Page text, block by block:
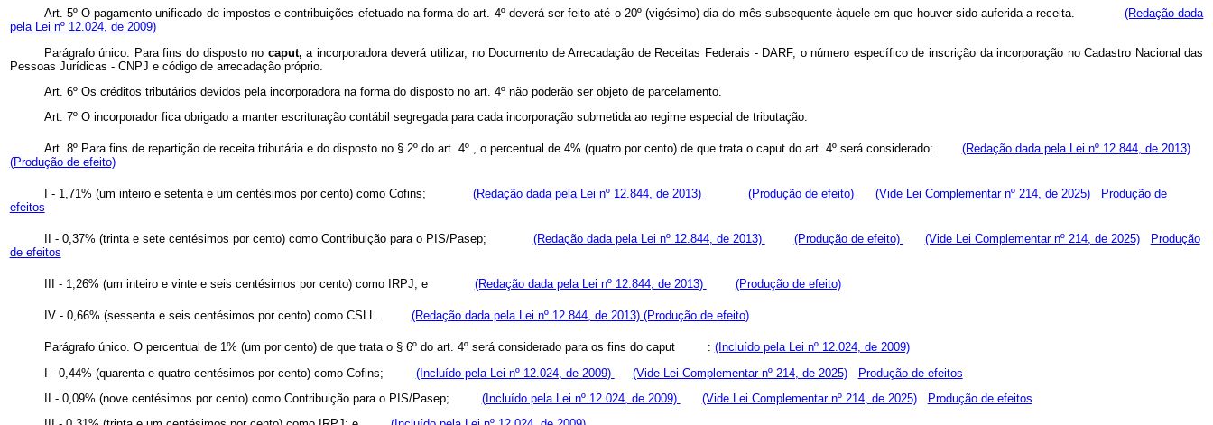
Art. 5º O pagamento unificado de impostos e contribuições efetuado na forma do art. 4º deverá ser feito até o 20º (vigésimo) dia do mês subsequente àquele em que houver sido auferida a receita.(Redação dada
pela Lei nº 12.024, de 2009)
Parágrafo único. Para fins do disposto no caput,a incorporadora deverá utilizar, no Documento de Arrecadação de Receitas Federais - DARF, o número específico de inscrição da incorporação no Cadastro Nacional das
Pessoas Jurídicas - CNPJ e código de arrecadação próprio.
Art. 6º Os créditos tributários devidos pela incorporadora na forma do disposto no art. 4º não poderão ser objeto de parcelamento.
Art. 7º O incorporador fica obrigado a manter escrituração contábil segregada para cada incorporação submetida ao regime especial de tributação.
Art. 8º Para fins de repartição de receita tributária e do disposto no § 2º do art. 4º , o percentual de 4% (quatro por cento) de que trata o caput do art. 4º será considerado: (Redação dada pela Lei nº 12.844, de 2013)
(Produção de efeito)
I - 1,71% (um inteiro e setenta e um centésimos por cento) como Cofins; (Redação dada pela Lei nº 12.844, de 2013) (Produção de efeito) (Vide Lei Complementar nº 214, de 2025)
Produção de
efeitos
II - 0,37% (trinta e sete centésimos por cento) como Contribuição para o PIS/Pasep; (Redação dada pela Lei nº 12.844, de 2013) (Produção de efeito) (Vide Lei Complementar nº 214, de 2025)
Produção
de efeitos
III - 1,26% (um inteiro e vinte e seis centésimos por cento) como IRPJ; e (Redação dada pela Lei nº 12.844, de 2013) (Produção de efeito)
IV - 0,66% (sessenta e seis centésimos por cento) como CSLL. (Redação dada pela Lei nº 12.844, de 2013) (Produção de efeito)
Parágrafo único. O percentual de 1% (um por cento) de que trata o § 6º do art. 4º será considerado para os fins do caput : (Incluído pela Lei nº 12.024, de 2009)
I - 0,44% (quarenta e quatro centésimos por cento) como Cofins; (Incluído pela Lei nº 12.024, de 2009) (Vide Lei Complementar nº 214, de 2025)
Produção de efeitos
II - 0,09% (nove centésimos por cento) como Contribuição para o PIS/Pasep; (Incluído pela Lei nº 12.024, de 2009) (Vide Lei Complementar nº 214, de 2025)
Produção de efeitos